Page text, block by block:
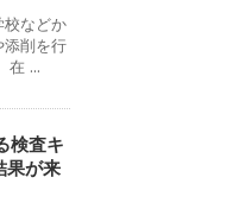
校などか
添削を行
在 ...
検査キ
果が来